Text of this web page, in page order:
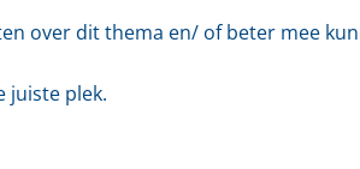
over dit thema en/ of beter mee
juiste plek.